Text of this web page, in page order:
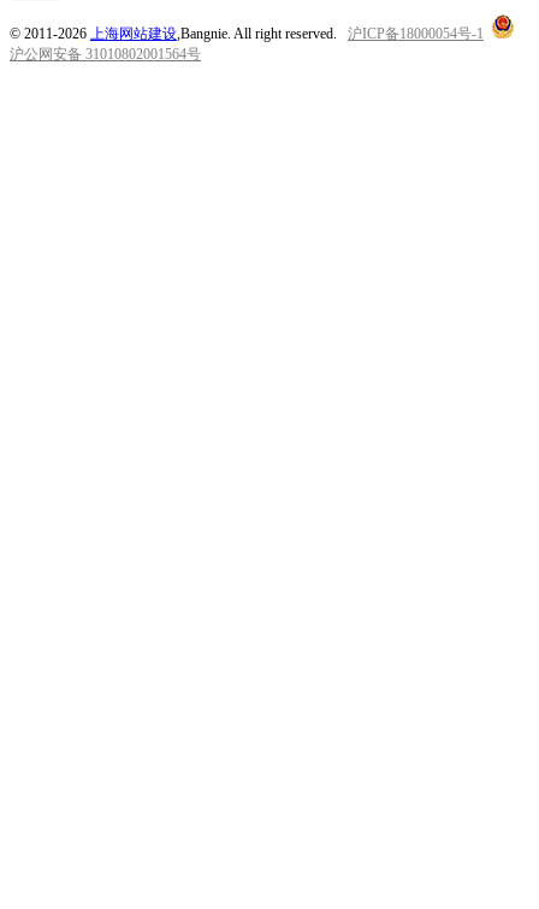
© 2011-2026 上海网站建设 ,Bangnie. All right reserved. 沪ICP备18000054号-1
沪公网安备 31010802001564号